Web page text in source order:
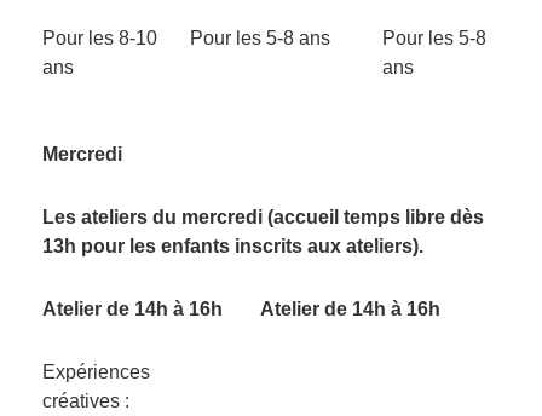
Pour les 8-10
ans
Pour les 5-8 ans
Pour les 5-8
ans
Mercredi
Les ateliers du mercredi (accueil temps libre dès
13h pour les enfants inscrits aux ateliers).
Atelier de 14h à 16h Atelier de 14h à 16h
Expériences
créatives :